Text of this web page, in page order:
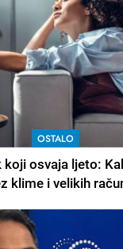
OSTALO
koji osvaja ljeto:
klime i velikih